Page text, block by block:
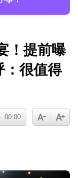
！提前曝
：很值得
00:00